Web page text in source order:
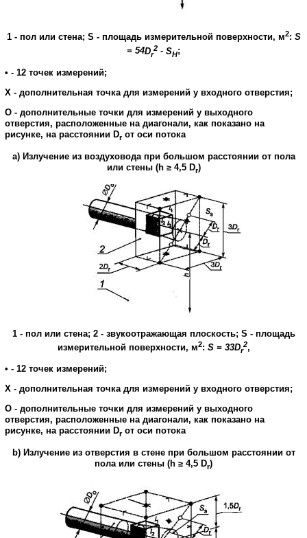
1 - пол или стена; S - площадь измерительной поверхности, м2: S
= 54Dr
2 - SH;
• - 12 точек измерений;
X - дополнительная точка для измерений у входного отверстия;
О - дополнительные точки для измерений у выходного
отверстия, расположенные на диагонали, как показано на
рисунке, на расстоянии Dr от оси потока
а) Излучение из воздуховода при большом расстоянии от пола
или стены (h ≥ 4,5 Dr)
1 - пол или стена; 2 - звукоотражающая плоскость; S - площадь
измерительной поверхности, м2: S= 33Dr
2,
• - 12 точек измерений;
X - дополнительная точка для измерений у входного отверстия;
О - дополнительные точки для измерений у выходного
отверстия, расположенные на диагонали, как показано на
рисунке, на расстоянии Dr от оси потока
b) Излучение из отверстия в стене при большом расстоянии от
пола или стены (h ≥ 4,5 Dr)